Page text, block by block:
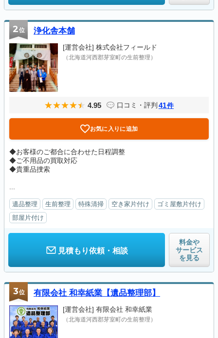
2位 浄化舎本舗
[運営会社] 株式会社フィールド
（北海道河西郡芽室町の生前整理）
4.95 口コミ・評判 41件
お気に入りに追加
◆お客様のご都合に合わせた日程調整
◆ご不用品の買取対応
◆貴重品捜索
遺品整理 生前整理 特殊清掃 空き家片付け
ゴミ屋敷片付け
部屋片付け
見積もり依頼・相談
料金や
サービス
を見る
3位 有限会社 和幸紙業【遺品整理部】
[運営会社] 有限会社 和幸紙業
（北海道河西郡芽室町の生前整理）